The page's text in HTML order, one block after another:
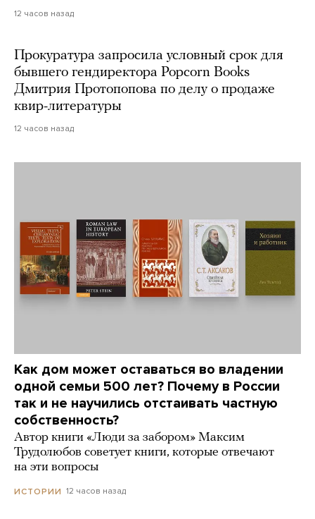
12 часов назад
Прокуратура запросила условный срок для
бывшего гендиректора Popcorn Books
Дмитрия Протопопова по делу о продаже
квир-литературы
12 часов назад
Как дом может оставаться во владении
одной семьи 500 лет? Почему в России
так и не научились отстаивать частную
собственность?
Автор книги «Люди за забором» Максим
Трудолюбов советует книги, которые отвечают
на эти вопросы
ИСТОРИИ 12 часов назад